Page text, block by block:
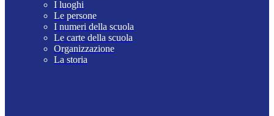
I luoghi
Le persone
I numeri della scuola
Le carte della scuola
Organizzazione
La storia